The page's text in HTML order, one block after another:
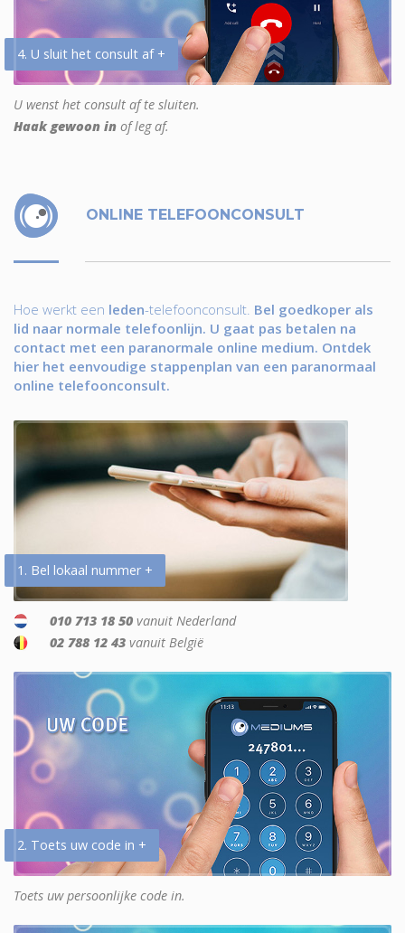
4. U sluit het consult af +
U wenst het consult af te sluiten.
Haak gewoon in of leg af.
ONLINE TELEFOONCONSULT
Hoe werkt een leden-telefoonconsult. Bel goedkoper als
lid naar normale telefoonlijn. U gaat pas betalen na
contact met een paranormale online medium. Ontdek
hier het eenvoudige stappenplan van een paranormaal
online telefoonconsult.
1. Bel lokaal nummer +
010 713 18 50 vanuit Nederland
02 788 12 43 vanuit België
2. Toets uw code in +
Toets uw persoonlijke code in.